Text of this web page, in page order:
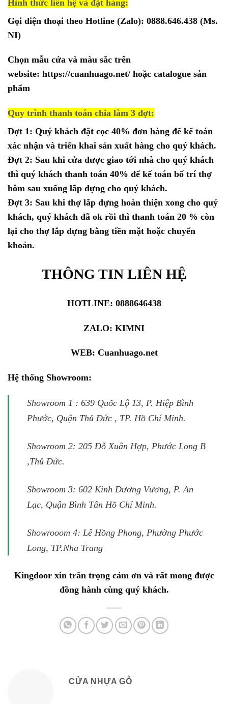
Hình thức liên hệ và đặt hàng:
Gọi điện thoại theo Hotline (Zalo): 0888.646.438 (Ms.
NI)
Chọn mẫu cửa và màu sắc trên
website: https://cuanhuago.net/ hoặc catalogue sản
phẩm
Quy trình thanh toán chia làm 3 đợt:
Đợt 1: Quý khách đặt cọc 40% đơn hàng để kế toán
xác nhận và triển khai sản xuất hàng cho quý khách.
Đợt 2: Sau khi cửa được giao tới nhà cho quý khách
thì quý khách thanh toán 40% để kế toán bố trí thợ
hôm sau xuống lắp dựng cho quý khách.
Đợt 3: Sau khi thợ lắp dựng hoàn thiện xong cho quý
khách, quý khách đã ok rồi thì thanh toán 20 % còn
lại cho thợ lắp dựng bằng tiền mặt hoặc chuyển
khoản.
THÔNG TIN LIÊN HỆ
HOTLINE: 0888646438
ZALO: KIMNI
WEB: Cuanhuago.net
Hệ thống Showroom:
Showroom 1 : 639 Quốc Lộ 13, P. Hiệp Bình
Phước, Quận Thủ Đức , TP. Hồ Chí Minh.
Showroom 2: 205 Đỗ Xuân Hợp, Phước Long B
,Thủ Đức.
Showroom 3: 602 Kinh Dương Vương, P. An
Lạc, Quận Bình Tân Hồ Chí Minh.
Showrooom 4: Lê Hồng Phong, Phường Phước
Long, TP.Nha Trang
Kingdoor xin trân trọng cảm ơn và rất mong được
đồng hành cùng quý khách.
CỬA NHỰA GỖ